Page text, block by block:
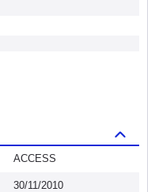
ACCESS
30/11/2010